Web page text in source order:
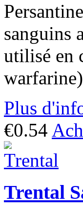
sanguins
utilisé en
Plus
€0.54
Trental